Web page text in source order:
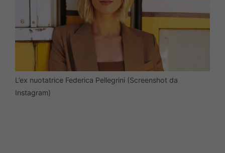
L’ex nuotatrice Federica Pellegrini (Screenshot da
Instagram)